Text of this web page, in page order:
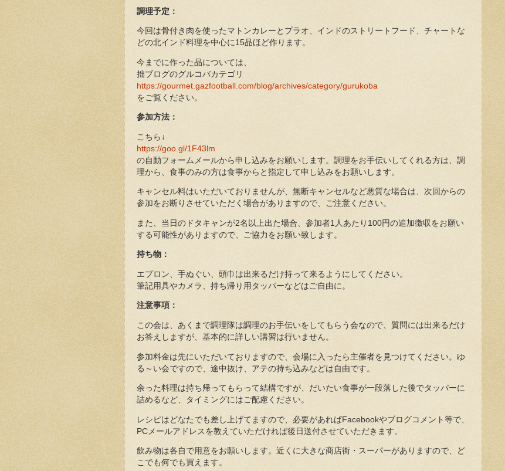
調理予定：
今回は骨付き肉を使ったマトンカレーとプラオ、インドのストリートフード、チャートな
どの北インド料理を中心に15品ほど作ります。
今までに作った品については、
拙ブログのグルコバカテゴリ
https://gourmet.gazfootball.com/blog/archives/category/gurukoba
をご覧ください。
参加方法：
こちら↓
https://goo.gl/1F43lm
の自動フォームメールから申し込みをお願いします。調理をお手伝いしてくれる方は、調
理から、食事のみの方は食事からと指定して申し込みをお願いします。
キャンセル料はいただいておりませんが、無断キャンセルなど悪質な場合は、次回からの
参加をお断りさせていただく場合がありますので、ご注意ください。
また、当日のドタキャンが2名以上出た場合、参加者1人あたり100円の追加徴収をお願い
する可能性がありますので、ご協力をお願い致します。
持ち物：
エプロン、手ぬぐい、頭巾は出来るだけ持って来るようにしてください。
筆記用具やカメラ、持ち帰り用タッパーなどはご自由に。
注意事項：
この会は、あくまで調理隊は調理のお手伝いをしてもらう会なので、質問には出来るだけ
お答えしますが、基本的に詳しい講習は行いません。
参加料金は先にいただいておりますので、会場に入ったら主催者を見つけてください。ゆ
る～い会ですので、途中抜け、アテの持ち込みなどは自由です。
余った料理は持ち帰ってもらって結構ですが、だいたい食事が一段落した後でタッパーに
詰めるなど、タイミングにはご配慮ください。
レシピはどなたでも差し上げてますので、必要があればFacebookやブログコメント等で、
PCメールアドレスを教えていただければ後日送付させていただきます。
飲み物は各自で用意をお願いします。近くに大きな商店街・スーパーがありますので、ど
こでも何でも買えます。